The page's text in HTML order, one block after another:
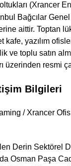
(Xrancer
Bağcılar
aittir. Toptan
kafe, yazılım
ve toplu satın
resmi
Bilgileri
/ Xrancer
Derin Sektörel
Osman Paşa